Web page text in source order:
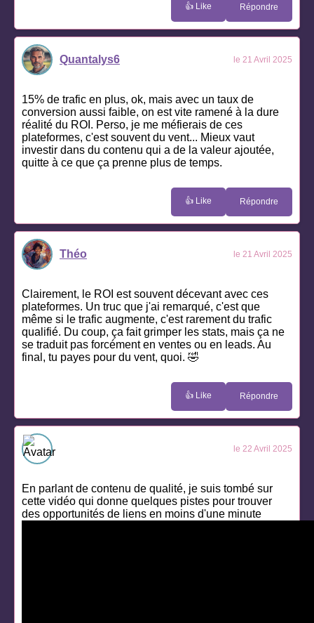
👍 Like Répondre
Quantalys6 le 21 Avril 2025
15% de trafic en plus, ok, mais avec un taux de
conversion aussi faible, on est vite ramené à la dure
réalité du ROI. Perso, je me méfierais de ces
plateformes, c'est souvent du vent... Mieux vaut
investir dans du contenu qui a de la valeur ajoutée,
quitte à ce que ça prenne plus de temps.
👍 Like Répondre
Théo le 21 Avril 2025
Clairement, le ROI est souvent décevant avec ces
plateformes. Un truc que j'ai remarqué, c'est que
même si le trafic augmente, c'est rarement du trafic
qualifié. Du coup, ça fait grimper les stats, mais ça ne
se traduit pas forcément en ventes ou en leads. Au
final, tu payes pour du vent, quoi. 🤣
👍 Like Répondre
le 22 Avril 2025
En parlant de contenu de qualité, je suis tombé sur
cette vidéo qui donne quelques pistes pour trouver
des opportunités de liens en moins d'une minute